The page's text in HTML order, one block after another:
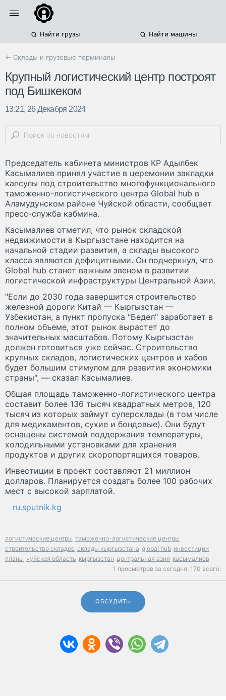
Найти грузы Найти машины
← Склады и грузовые терминалы
Крупный логистический центр построят
под Бишкеком
13:21, 26 Декабря 2024
Председатель кабинета министров КР Адылбек
Касымалиев принял участие в церемонии закладки
капсулы под строительство многофункционального
таможенно-логистического центра Global hub в
Аламудунском районе Чуйской области, сообщает
пресс-служба кабмина.
Касымалиев отметил, что рынок складской
недвижимости в Кыргызстане находится на
начальной стадии развития, а склады высокого
класса являются дефицитными. Он подчеркнул, что
Global hub станет важным звеном в развитии
логистической инфраструктуры Центральной Азии.
"Если до 2030 года завершится строительство
железной дороги Китай — Кыргызстан —
Узбекистан, а пункт пропуска "Бедел" заработает в
полном объеме, этот рынок вырастет до
значительных масштабов. Потому Кыргызстан
должен готовиться уже сейчас. Строительство
крупных складов, логистических центров и хабов
будет большим стимулом для развития экономики
страны", — сказал Касымалиев.
Общая площадь таможенно-логистического центра
составит более 136 тысяч квадратных метров, 120
тысяч из которых займут суперсклады (в том числе
для медикаментов, сухие и бондовые). Они будут
оснащены системой поддержания температуры,
холодильными установками для хранения
продуктов и других скоропортящихся товаров.
Инвестиции в проект составляют 21 миллион
долларов. Планируется создать более 100 рабочих
мест с высокой зарплатой.
ru.sputnik.kg
логистические центры таможенно-логистические центры
строительство складов склады кыргызстана global hub инвестиции
планы чуйская область кыргызстан центральная азия касымалиев
1 просмотров за сегодня, 170 всего.
ОБСУДИТЬ